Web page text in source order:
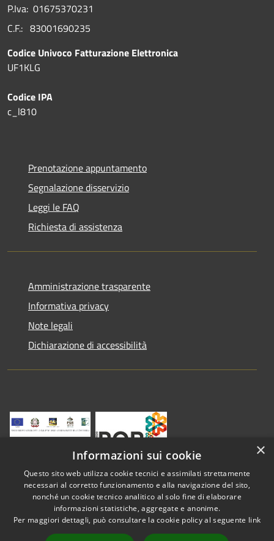
P.Iva: 01675370231
C.F.: 83001690235
Codice Univoco Fatturazione Elettronica
UF1KLG
Codice IPA
c_l810
Prenotazione appuntamento
Segnalazione disservizio
Leggi le FAQ
Richiesta di assistenza
Amministrazione trasparente
Informativa privacy
Note legali
Dichiarazione di accessibilità
Accessibilità
Copyright © 2026 • Comune di
Vestenanova • Powered by
×
Informazioni sui cookie
Questo sito web utilizza cookie tecnici e assimilati strettamente
necessari al corretto funzionamento e alla navigazione del sito,
nonché un cookie tecnico analitico al solo fine di elaborare
informazioni statistiche, aggregate e anonime.
Per maggiori dettagli, può consultare la cookie policy al seguente link